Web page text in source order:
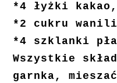
*4 łyżki kakao,
*2 cukru
*4 szklanki
Wszystkie
garnka,